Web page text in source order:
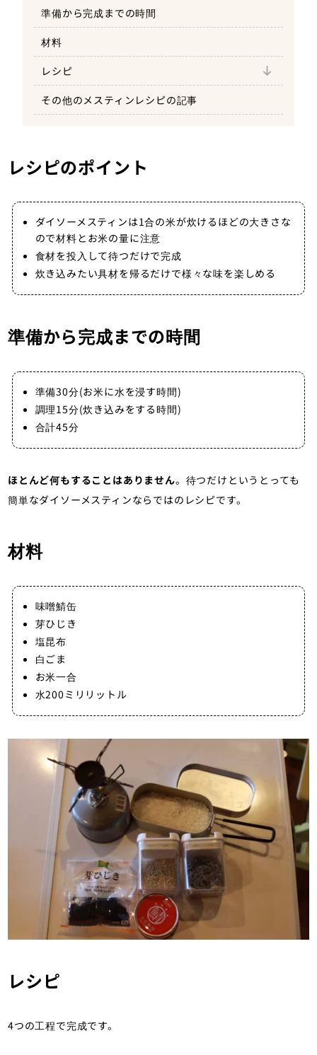
準備から完成までの時間
材料
レシピ
１.お米をダイソーメスティンに入れて水に浸
す
２.缶詰の汁を入れる
３.具材を投入
その他のメスティンレシピの記事
レシピのポイント
ダイソーメスティンは1合の米が炊けるほどの大きさな
ので材料とお米の量に注意
食材を投入して待つだけで完成
炊き込みたい具材を帰るだけで様々な味を楽しめる
準備から完成までの時間
準備30分(お米に水を浸す時間)
調理15分(炊き込みをする時間)
合計45分
ほとんど何もすることはありません。待つだけというとっても
簡単なダイソーメスティンならではのレシピです。
材料
味噌鯖缶
芽ひじき
塩昆布
白ごま
お米一合
水200ミリリットル
レシピ
4つの工程で完成です。